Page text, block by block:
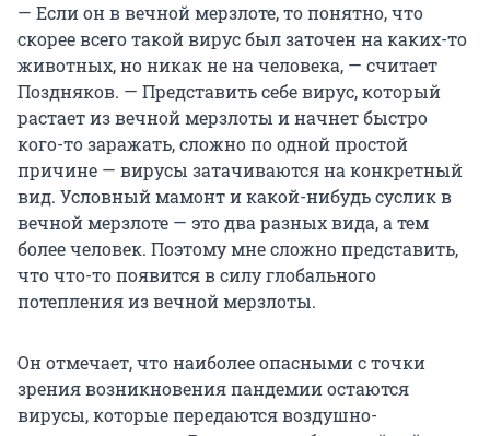
— Если он в вечной мерзлоте, то понятно, что
скорее всего такой вирус был заточен на каких-то
животных, но никак не на человека, — считает
Поздняков. — Представить себе вирус, который
растает из вечной мерзлоты и начнет быстро
кого-то заражать, сложно по одной простой
причине — вирусы затачиваются на конкретный
вид. Условный мамонт и какой-нибудь суслик в
вечной мерзлоте — это два разных вида, а тем
более человек. Поэтому мне сложно представить,
что что-то появится в силу глобального
потепления из вечной мерзлоты.
Он отмечает, что наиболее опасными с точки
зрения возникновения пандемии остаются
вирусы, которые передаются воздушно-